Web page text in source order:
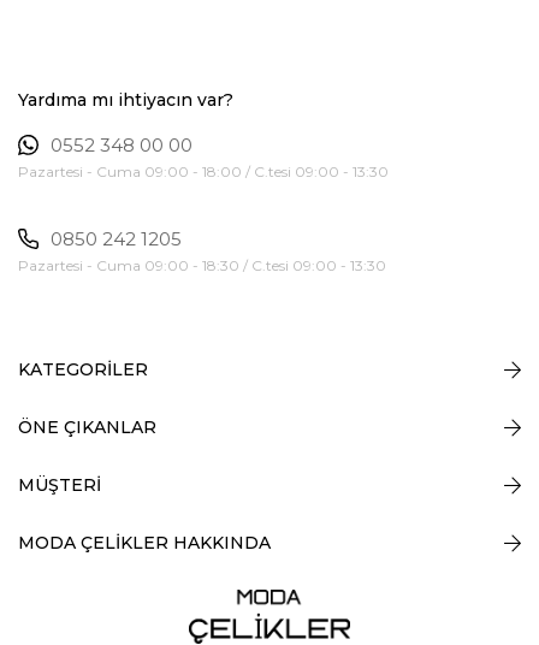
Yardıma mı ihtiyacın var?
0552 348 00 00
Pazartesi - Cuma 09:00 - 18:00 / C.tesi 09:00 - 13:30
0850 242 1205
Pazartesi - Cuma 09:00 - 18:30 / C.tesi 09:00 - 13:30
KATEGORİLER
ÖNE ÇIKANLAR
MÜŞTERİ
MODA ÇELİKLER HAKKINDA